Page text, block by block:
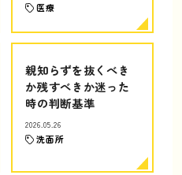
医療
親知らずを抜くべき
か残すべきか迷った
時の判断基準
2026.05.26
洗面所